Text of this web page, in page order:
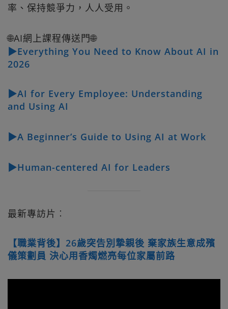
率、保持競爭力，人人受用。
🌐AI網上課程傳送門🌐
▶Everything You Need to Know About AI in
2026
▶AI for Every Employee: Understanding
and Using AI
▶A Beginner’s Guide to Using AI at Work
▶Human-centered AI for Leaders
最新專訪片︰
【職業背後】26歲突告別摯親後 棄家族生意成殯
儀策劃員 決心用香燭燃亮每位家屬前路